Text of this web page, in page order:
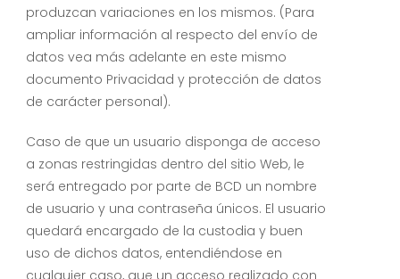
produzcan variaciones en los mismos. (Para
ampliar información al respecto del envío de
datos vea más adelante en este mismo
documento Privacidad y protección de datos
de carácter personal).
Caso de que un usuario disponga de acceso
a zonas restringidas dentro del sitio Web, le
será entregado por parte de BCD un nombre
de usuario y una contraseña únicos. El usuario
quedará encargado de la custodia y buen
uso de dichos datos, entendiéndose en
cualquier caso, que un acceso realizado con